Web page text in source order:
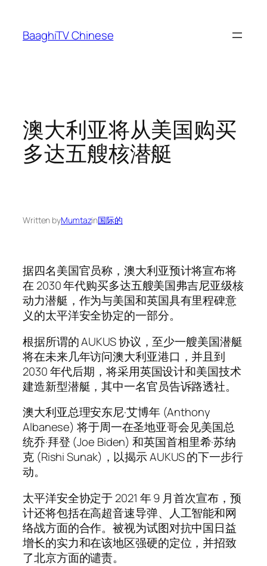
content
BaaghiTV Chinese
澳大利亚将从美国购买
多达五艘核潜艇
Written byMumtazin国际的
据四名美国官员称，澳大利亚预计将宣布将
在 2030 年代购买多达五艘美国弗吉尼亚级核
动力潜艇，作为与美国和英国具有里程碑意
义的太平洋安全协定的一部分。
根据所谓的 AUKUS 协议，至少一艘美国潜艇
将在未来几年访问澳大利亚港口，并且到
2030 年代后期，将采用英国设计和美国技术
建造新型潜艇，其中一名官员告诉路透社。
澳大利亚总理安东尼·艾博年 (Anthony
Albanese) 将于周一在圣地亚哥会见美国总
统乔·拜登 (Joe Biden) 和英国首相里希·苏纳
克 (Rishi Sunak)，以揭示 AUKUS 的下一步行
动。
太平洋安全协定于 2021 年 9 月首次宣布，预
计还将包括在高超音速导弹、人工智能和网
络战方面的合作。被视为试图对抗中国日益
增长的实力和在该地区强硬的定位，并招致
了北京方面的谴责。